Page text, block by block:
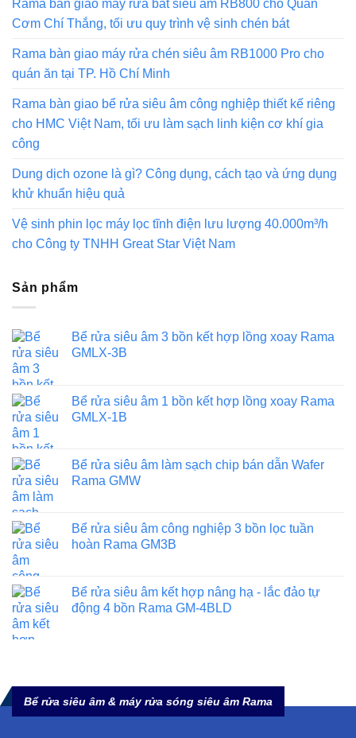
Rama bàn giao máy rửa bát siêu âm RB800 cho Quán
Cơm Chí Thắng, tối ưu quy trình vệ sinh chén bát
Rama bàn giao máy rửa chén siêu âm RB1000 Pro cho
quán ăn tại TP. Hồ Chí Minh
Rama bàn giao bể rửa siêu âm công nghiệp thiết kế riêng
cho HMC Việt Nam, tối ưu làm sạch linh kiện cơ khí gia
công
Dung dịch ozone là gì? Công dụng, cách tạo và ứng dụng
khử khuẩn hiệu quả
Vệ sinh phin lọc máy lọc tĩnh điện lưu lượng 40.000m³/h
cho Công ty TNHH Great Star Việt Nam
Sản phẩm
Bể rửa siêu âm 3 bồn kết hợp lồng xoay Rama
GMLX-3B
Bể rửa siêu âm 1 bồn kết hợp lồng xoay Rama
GMLX-1B
Bể rửa siêu âm làm sạch chip bán dẫn Wafer
Rama GMW
Bể rửa siêu âm công nghiệp 3 bồn lọc tuần
hoàn Rama GM3B
Bể rửa siêu âm kết hợp nâng hạ - lắc đảo tự
động 4 bồn Rama GM-4BLD
Bể rửa siêu âm & máy rửa sóng siêu âm Rama